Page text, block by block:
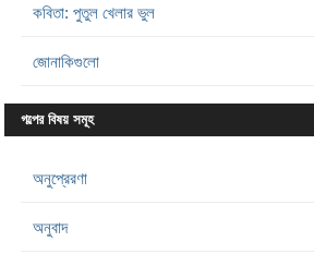
কবিতা: পুতুল খেলার ভুল
জোনাকিগুলো
গল্পের বিষয় সমূহ
অনুপ্রেরণা
অনুবাদ